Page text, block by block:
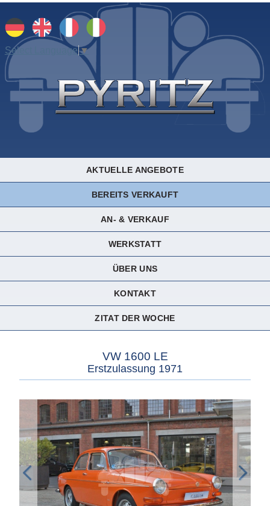
Select Language▼
AKTUELLE ANGEBOTE
BEREITS VERKAUFT
AN- & VERKAUF
WERKSTATT
ÜBER UNS
KONTAKT
ZITAT DER WOCHE
VW 1600 LE
Erstzulassung 1971